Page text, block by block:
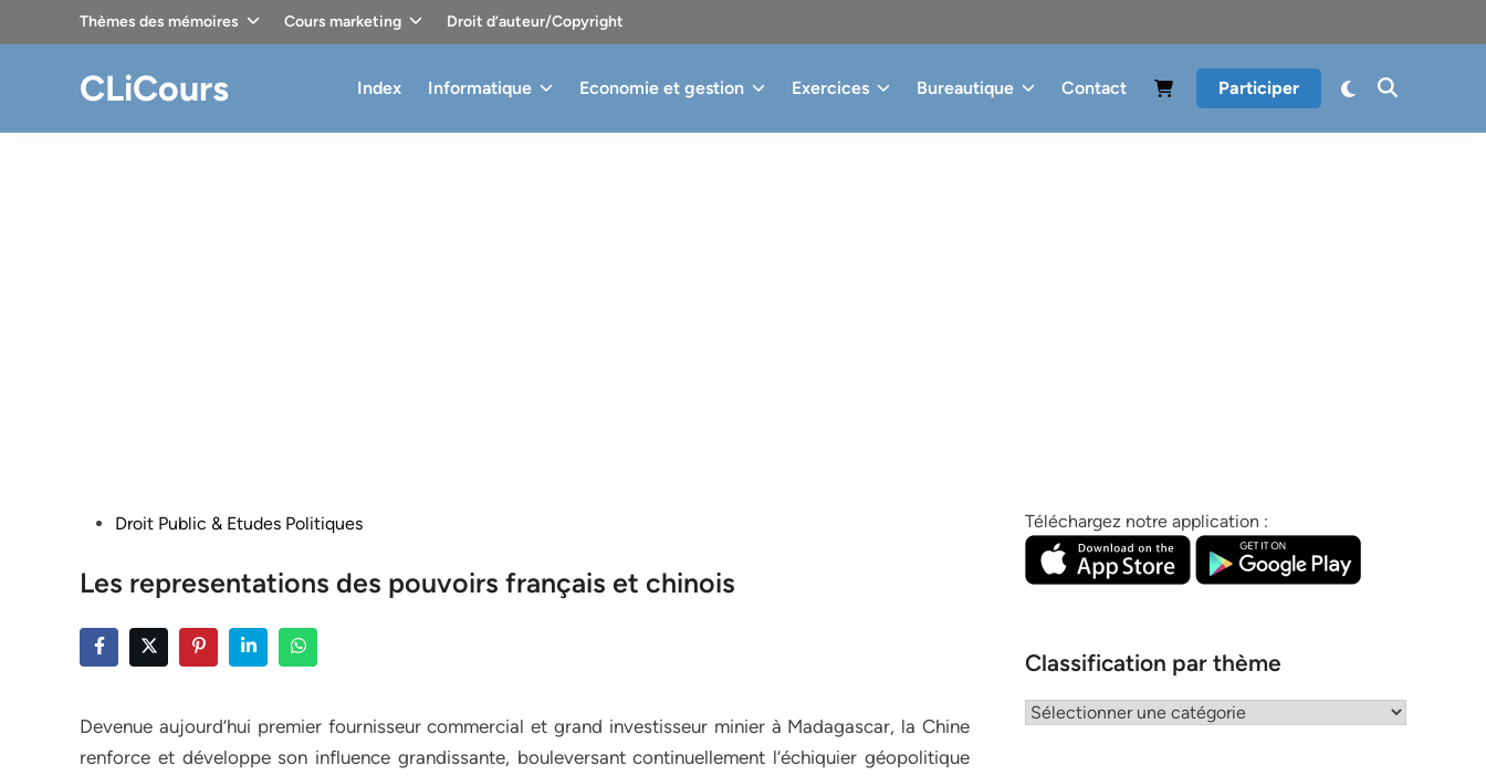
Thèmes des mémoires Cours marketing Droit d’auteur/Copyright
CLiCours Index Informatique Economie et gestion Exercices Bureautique Contact Participer
PostedDroit Public & Etudes Politiques
Les representations des pouvoirs français et chinois
Devenue aujourd’hui premier fournisseur commercial et grand investisseur minier à Madagascar, la Chine
renforce et développe son influence grandissante, bouleversant continuellement l’échiquier géopolitique
Téléchargez notre application :
Classification par thème
Classification